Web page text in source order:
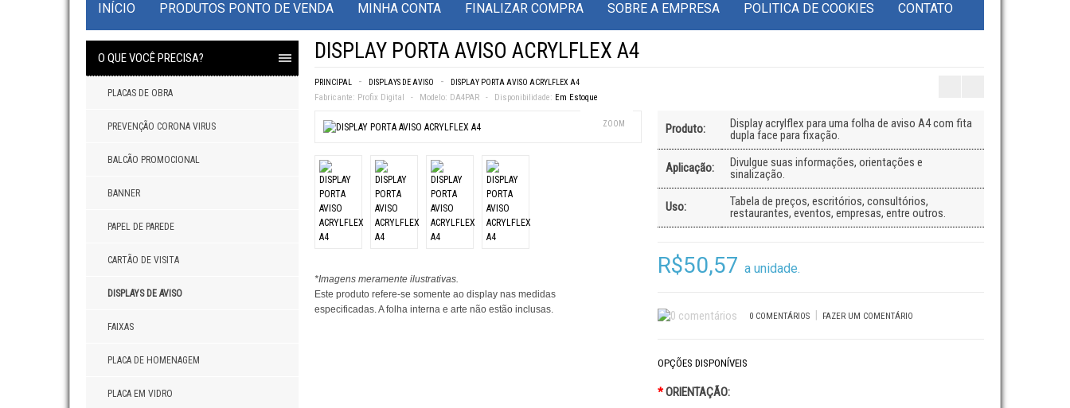
INÍCIO PRODUTOS PONTO DE VENDA MINHA CONTA FINALIZAR COMPRA SOBRE A EMPRESA POLITICA DE COOKIES CONTATO
O QUE VOCÊ PRECISA?
PLACAS DE OBRA
PREVENÇÃO CORONA VIRUS
BALCÃO PROMOCIONAL
BANNER
PAPEL DE PAREDE
CARTÃO DE VISITA
DISPLAYS DE AVISO
FAIXAS
PLACA DE HOMENAGEM
PLACA EM VIDRO
DISPLAY PORTA AVISO ACRYLFLEX A4
PRINCIPAL DISPLAYS DE AVISO DISPLAY PORTA AVISO ACRYLFLEX A4
Fabricante: Profix Digital Modelo: DA4PAR Disponibilidade: Em Estoque
ZOOM
*Imagens meramente ilustrativas.
Este produto refere-se somente ao display nas medidas
especificadas. A folha interna e arte não estão inclusas.
Produto:
Display acrylflex para uma folha de aviso A4 com fita
dupla face para fixação.
Aplicação:
Divulgue suas informações, orientações e
sinalização.
Uso:
Tabela de preços, escritórios, consultórios,
restaurantes, eventos, empresas, entre outros.
R$50,57 a unidade.
0 COMENTÁRIOS| FAZER UM COMENTÁRIO
OPÇÕES DISPONÍVEIS
*ORIENTAÇÃO: